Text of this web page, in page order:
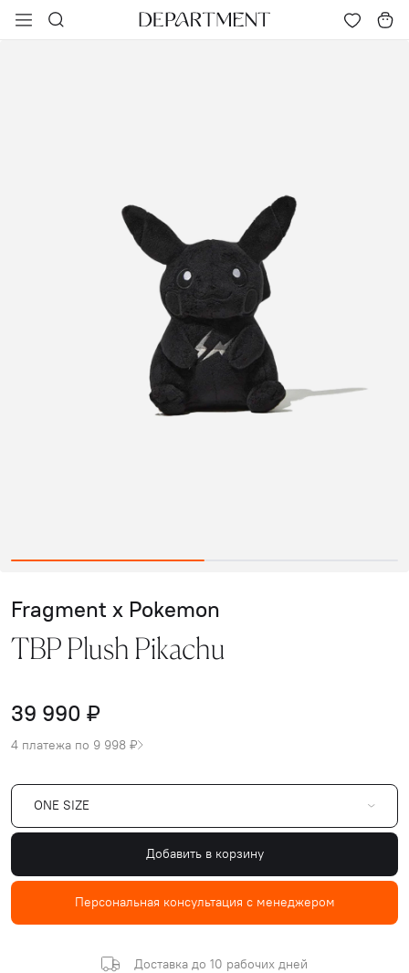
Fragment x Pokemon
TBP Plush Pikachu
39 990 ₽
4 платежа по 9 998 ₽
ONE SIZE
Добавить в корзину
Персональная консультация с менеджером
Доставка до 10 рабочих дней